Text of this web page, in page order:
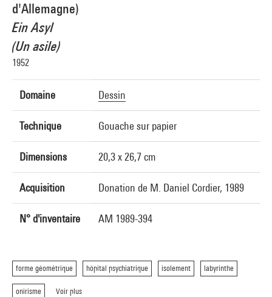
d'Allemagne)
Ein Asyl
(Un asile)
1952
Domaine Dessin
Technique Gouache sur papier
Dimensions 20,3 x 26,7 cm
Acquisition Donation de M. Daniel Cordier, 1989
N° d'inventaire AM 1989-394
forme géométrique hôpital psychiatrique isolement labyrinthe
onirisme Voir plus